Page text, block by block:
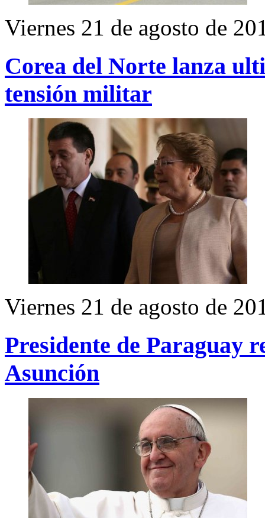
Viernes 21 de agosto de
Corea del Norte lanza
tensión militar
Viernes 21 de agosto de
Presidente de Paraguay
Asunción